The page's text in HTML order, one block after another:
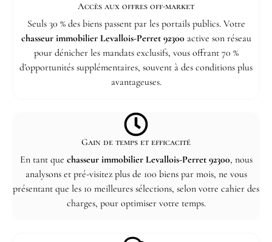
Accès aux offres off-market
Seuls 30 % des biens passent par les portails publics. Votre
chasseur immobilier Levallois-Perret 92300active son réseau
pour dénicher les mandats exclusifs, vous offrant 70 %
d’opportunités supplémentaires, souvent à des conditions plus
avantageuses.
Gain de temps et efficacité
En tant que chasseur immobilier Levallois-Perret 92300, nous
analysons et pré-visitez plus de 100 biens par mois, ne vous
présentant que les 10 meilleures sélections, selon votre cahier des
charges, pour optimiser votre temps.